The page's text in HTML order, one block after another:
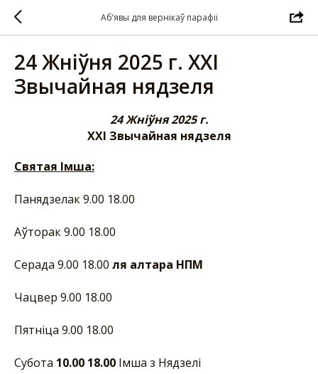
Аб’явы для вернікаў парафіі
24 Жніўня 2025 г. XXI
Звычайная нядзеля
24 Жніўня 2025 г.
XXI Звычайная нядзеля
Святая Імша:
Панядзелак 9.00 18.00
Аўторак 9.00 18.00
Серада 9.00 18.00 ля алтара НПМ
Чацвер 9.00 18.00
Пятніца 9.00 18.00
Субота 10.00 18.00 Імша з Нядзелі